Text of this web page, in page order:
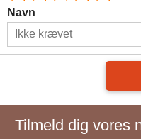
Navn
Tilmeld dig vores